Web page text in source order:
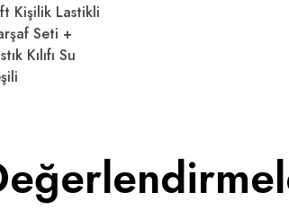
Kişilik Lastikli
Seti +
Kılıfı Su